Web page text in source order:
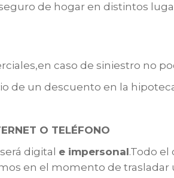
de hogar en distintos
caso de siniestro no
de un descuento en la
O TELÉFONO
digital e impersonal.Todo
en el momento de trasladar